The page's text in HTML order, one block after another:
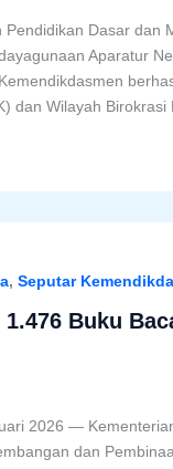
Dasar dan
Aparatur
dan Wilayah
, Seputar
Buku
2026 —
dan